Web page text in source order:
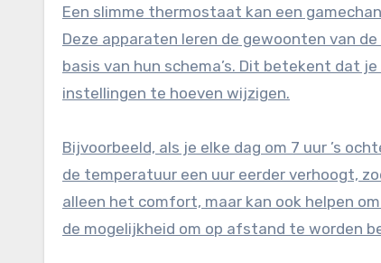
Een slimme thermostaat kan een
Deze apparaten leren de gewoonten van
basis van hun schema’s. Dit betekent dat
instellingen te hoeven wijzigen.
Bijvoorbeeld, als je elke dag om 7 uur ’s
de temperatuur een uur eerder verhoogt,
alleen het comfort, maar kan ook helpen
de mogelijkheid om op afstand te worden